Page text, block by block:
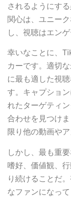
されるようにす
関心は、ユニー
し、視聴はエン
幸いなことに、
カーです。適切
に最も適した視
す。キャプショ
れたターゲティ
合わせを見つけ
限り他の動画や
しかし、最も重
嗜好、価値観、
り続けることだ
なファンになっ